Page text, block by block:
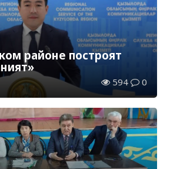
районе построят
594 0